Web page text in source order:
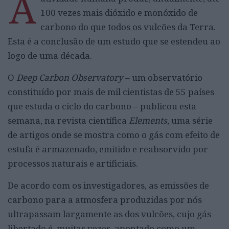
100 vezes mais dióxido e monóxido de
carbono do que todos os vulcões da Terra.
Esta é a conclusão de um estudo que se estendeu ao
logo de uma década.
O Deep Carbon Observatory– um observatório
constituído por mais de mil cientistas de 55 países
que estuda o ciclo do carbono – publicou esta
semana, na revista científica Elements, uma série
de artigos onde se mostra como o gás com efeito de
estufa é armazenado, emitido e reabsorvido por
processos naturais e artificiais.
De acordo com os investigadores, as emissões de
carbono para a atmosfera produzidas por nós
ultrapassam largamente as dos vulcões, cujo gás